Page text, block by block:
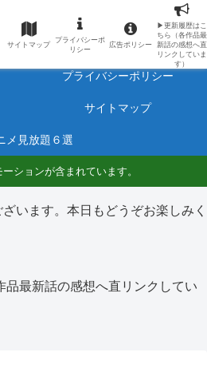
をネタバレ有りで毎日更新しています。
プロフィール
プライバシーポリシー
サイトマップ
メ見放題６選
ションが含まれています。
います。本日もどうぞお楽しみく
最新話の感想へ直リンクしてい
サイトマップ
プライバシーポ
リシー
広告ポリシー
▶更新履歴はこ
ちら（各作品最
新話の感想へ直
リンクしていま
す）